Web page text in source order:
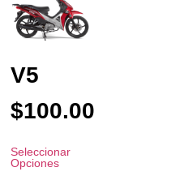
V5
$100.00
Seleccionar
Opciones